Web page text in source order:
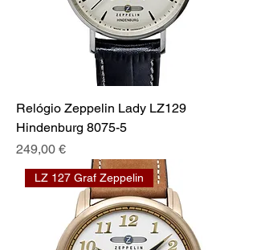
Relógio Zeppelin Lady LZ129
Hindenburg 8075-5
Preis
249,00 €
LZ 127 Graf Zeppelin